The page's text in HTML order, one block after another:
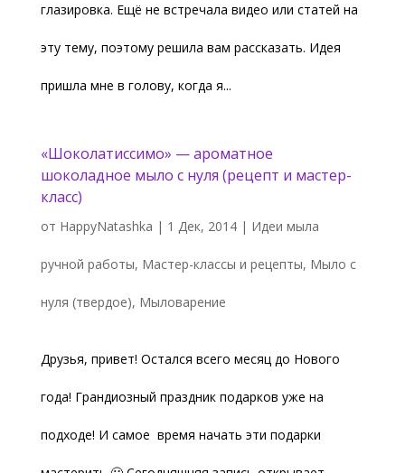
глазировка. Ещё не встречала видео или статей на
эту тему, поэтому решила вам рассказать. Идея
пришла мне в голову, когда я...
«Шоколатиссимо» — ароматное
шоколадное мыло с нуля (рецепт и мастер-
класс)
от HappyNatashka | 1 Дек, 2014| Идеи мыла
ручной работы, Мастер-классы и рецепты, Мыло с
нуля (твердое), Мыловарение
Друзья, привет! Остался всего месяц до Нового
года! Грандиозный праздник подарков уже на
подходе! И самое время начать эти подарки